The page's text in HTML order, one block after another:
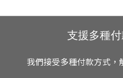
支援多種
我們接受多種付款方式，